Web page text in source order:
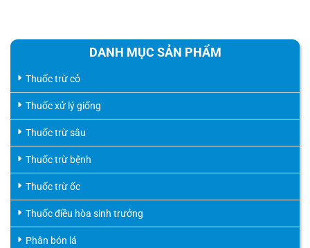
DANH MỤC SẢN PHẨM
Thuốc trừ cỏ
Thuốc xử lý giống
Thuốc trừ sâu
Thuốc trừ bệnh
Thuốc trừ ốc
Thuốc điều hòa sinh trưởng
Phân bón lá